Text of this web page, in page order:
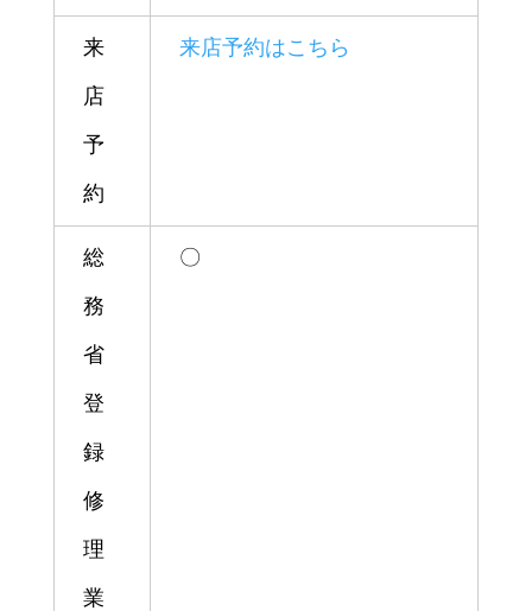
来
店
予
約
来店予約はこちら
総
務
省
登
録
修
理
業
〇